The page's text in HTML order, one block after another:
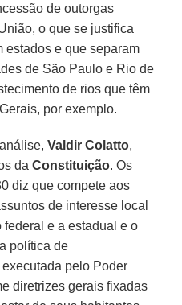
de outorgas
o que se justifica
estados e que separam
de São Paulo e Rio de
de rios que têm
por exemplo.
análise,Valdir Colatto,
daConstituição. Os
diz que compete aos
de interesse local
e a estadual e o
política de
executada pelo Poder
diretrizes gerais fixadas